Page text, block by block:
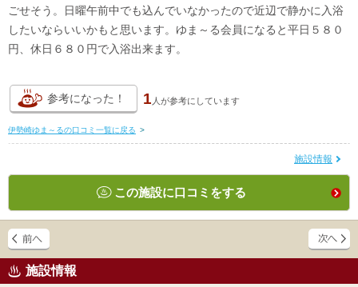
ごせそう。日曜午前中でも込んでいなかったので近辺で静かに入浴
したいならいいかもと思います。ゆま～る会員になると平日５８０
円、休日６８０円で入浴出来ます。
参考になった！ 1 人が参考にしています
伊勢崎ゆま～るの口コミ一覧に戻る >
施設情報
この施設に口コミをする
施設情報